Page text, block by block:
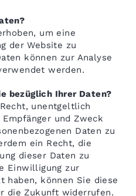
um eine
der Website zu
können zur Analyse
werden.
bezüglich Ihrer Daten?
unentgeltlich
und Zweck
Daten zu
ein Recht, die
dieser Daten zu
Einwilligung zur
haben, können Sie diese
die Zukunft widerrufen.